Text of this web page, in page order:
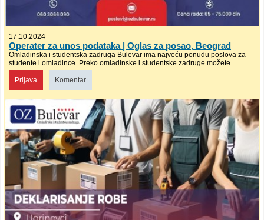
17.10.2024
Operater za unos podataka | Oglas za posao, Beograd
Omladinska i studentska zadruga Bulevar ima najveću ponudu poslova za
studente i omladince. Preko omladinske i studentske zadruge možete ...
Prijava Komentar